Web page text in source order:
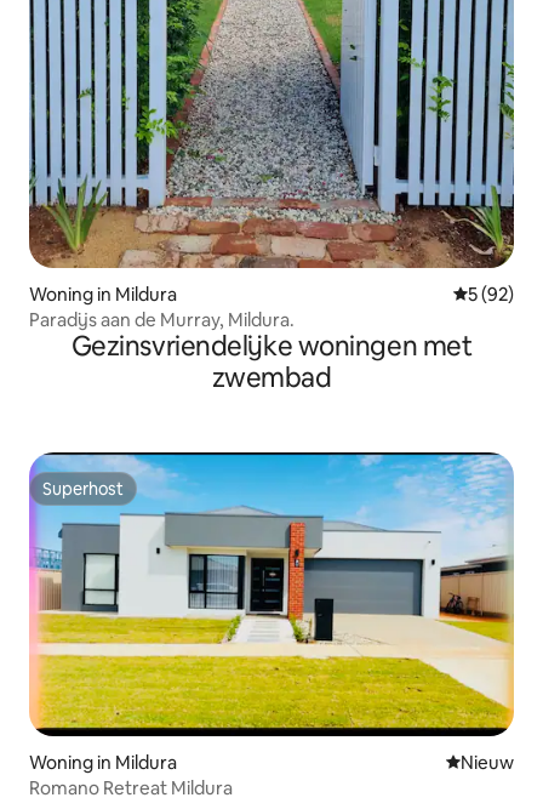
Woning in Mildura
5 (92)
Paradijs aan de Murray, Mildura.
Gezinsvriendelijke woningen met
zwembad
Superhost
Superhost
Woning in Mildura Nieuwe
Nieuw
Romano Retreat Mildura